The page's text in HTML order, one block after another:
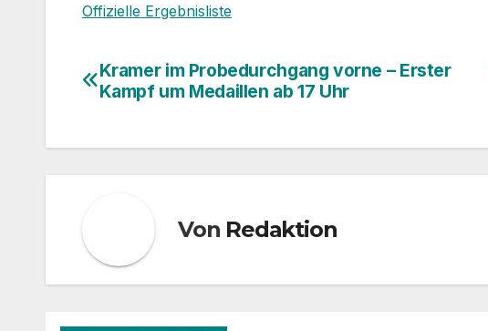
Offizielle Ergebnisliste
Beitragsnavigation
Kramer im Probedurchgang vorne – Erster
Kampf um Medaillen ab 17 Uhr
Von Redaktion